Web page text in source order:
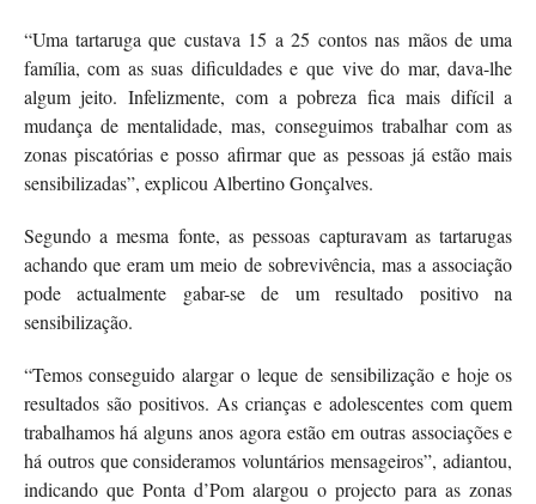
“Uma tartaruga que custava 15 a 25 contos nas mãos de uma
família, com as suas dificuldades e que vive do mar, dava-lhe
algum jeito. Infelizmente, com a pobreza fica mais difícil a
mudança de mentalidade, mas, conseguimos trabalhar com as
zonas piscatórias e posso afirmar que as pessoas já estão mais
sensibilizadas”, explicou Albertino Gonçalves.
Segundo a mesma fonte, as pessoas capturavam as tartarugas
achando que eram um meio de sobrevivência, mas a associação
pode actualmente gabar-se de um resultado positivo na
sensibilização.
“Temos conseguido alargar o leque de sensibilização e hoje os
resultados são positivos. As crianças e adolescentes com quem
trabalhamos há alguns anos agora estão em outras associações e
há outros que consideramos voluntários mensageiros”, adiantou,
indicando que Ponta d’Pom alargou o projecto para as zonas